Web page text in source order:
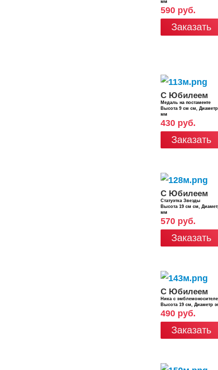
мм
590 руб.
Заказать
С Юбилеем
Медаль на постаменте
Высота 9 см см,
мм
430 руб.
Заказать
С Юбилеем
Статуэтка Звезды
Высота 19 см см,
мм
570 руб.
Заказать
С Юбилеем
Ника с
Высота 19 см, Диаметр
490 руб.
Заказать